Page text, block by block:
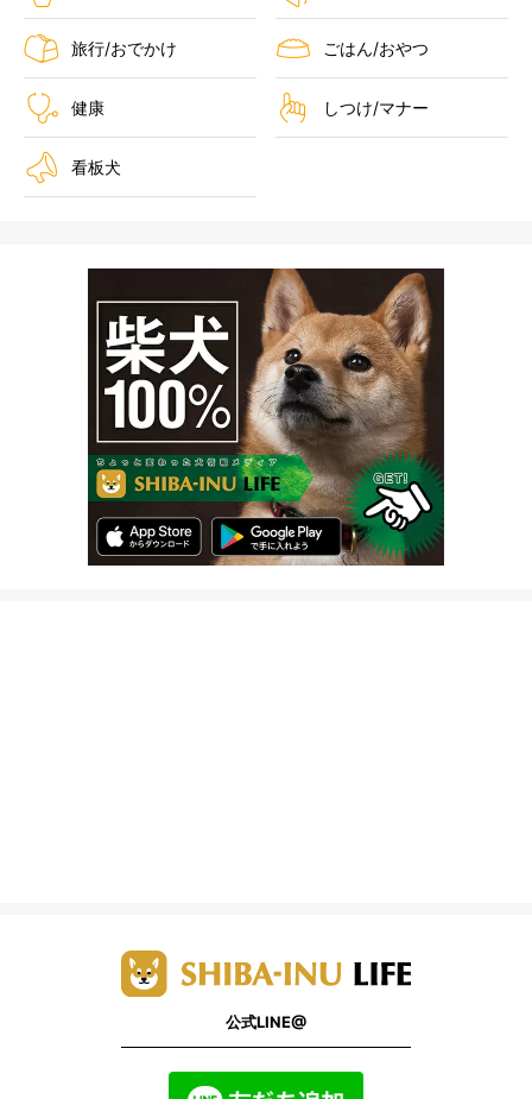
旅行/おでかけ ごはん/おやつ
健康 しつけ/マナー
看板犬
公式LINE@